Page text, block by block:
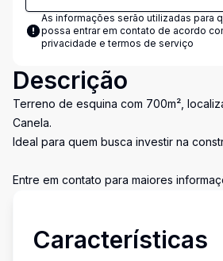
As informações serão utilizadas para
possa entrar em contato de acordo
privacidade e termos de serviço
Descrição
Terreno de esquina com 700m²,
Canela.
Ideal para quem busca investir na
Entre em contato para maiores
Características